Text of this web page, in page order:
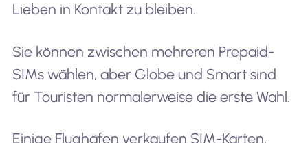
Lieben in Kontakt zu bleiben.
Sie können zwischen mehreren Prepaid-
SIMs wählen, aber Globe und Smart sind
für Touristen normalerweise die erste Wahl.
Einige Flughäfen verkaufen SIM-Karten,